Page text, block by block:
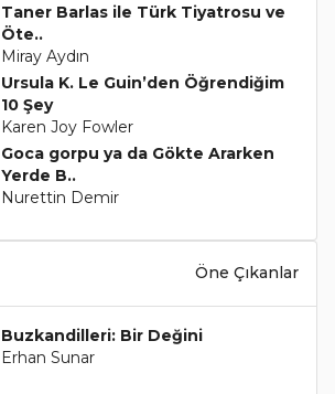
Taner Barlas ile Türk Tiyatrosu ve
Öte..
Miray Aydın
Ursula K. Le Guin’den Öğrendiğim
10 Şey
Karen Joy Fowler
Goca gorpu ya da Gökte Ararken
Yerde B..
Nurettin Demir
Öne Çıkanlar
Buzkandilleri: Bir Değini
Erhan Sunar